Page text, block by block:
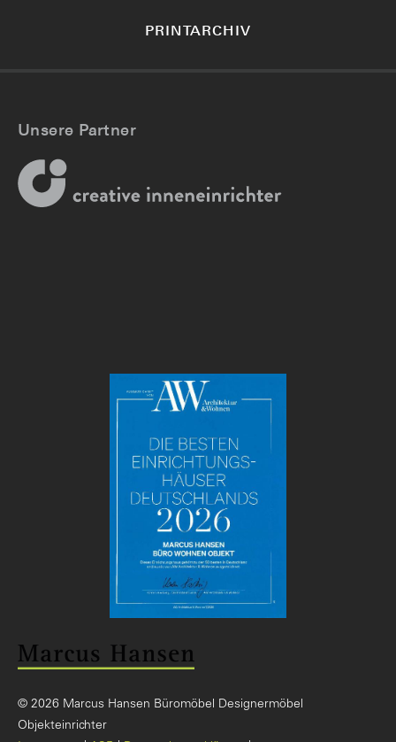
PRINTARCHIV
Unsere Partner
© 2026 Marcus Hansen Büromöbel Designermöbel
Objekteinrichter